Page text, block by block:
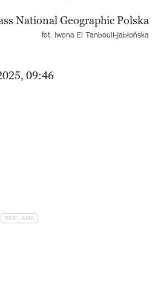
fot. Iwona El Tanbouli-Jabłońska
09:46